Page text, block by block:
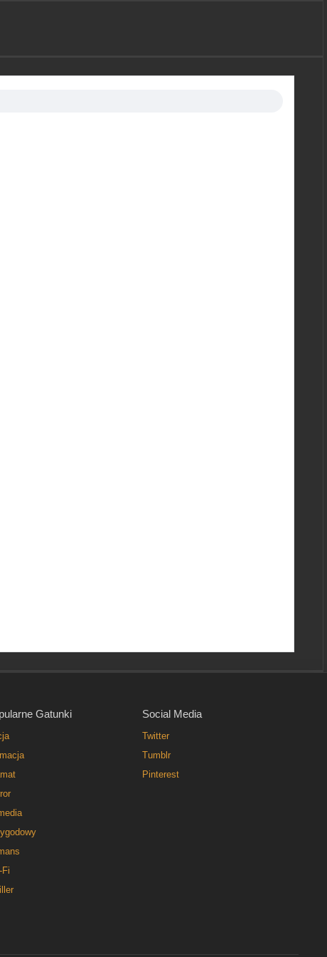
Gatunki Social Media
Twitter
Tumblr
Pinterest